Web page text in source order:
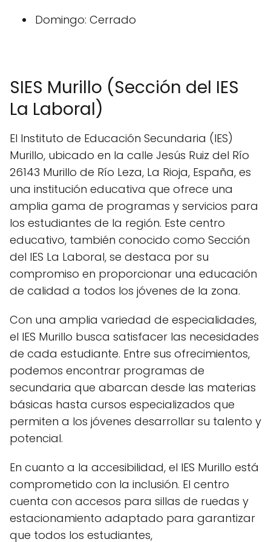
Domingo: Cerrado
SIES Murillo (Sección del IES
La Laboral)
El Instituto de Educación Secundaria (IES)
Murillo, ubicado en la calle Jesús Ruiz del Río
26143 Murillo de Río Leza, La Rioja, España, es
una institución educativa que ofrece una
amplia gama de programas y servicios para
los estudiantes de la región. Este centro
educativo, también conocido como Sección
del IES La Laboral, se destaca por su
compromiso en proporcionar una educación
de calidad a todos los jóvenes de la zona.
Con una amplia variedad de especialidades,
el IES Murillo busca satisfacer las necesidades
de cada estudiante. Entre sus ofrecimientos,
podemos encontrar programas de
secundaria que abarcan desde las materias
básicas hasta cursos especializados que
permiten a los jóvenes desarrollar su talento y
potencial.
En cuanto a la accesibilidad, el IES Murillo está
comprometido con la inclusión. El centro
cuenta con accesos para sillas de ruedas y
estacionamiento adaptado para garantizar
que todos los estudiantes,